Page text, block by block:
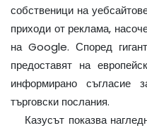
собственици на
приходи от реклама,
на Google. Според
предоставят на
информирано съгласие
търговски послания.
Казусът показва